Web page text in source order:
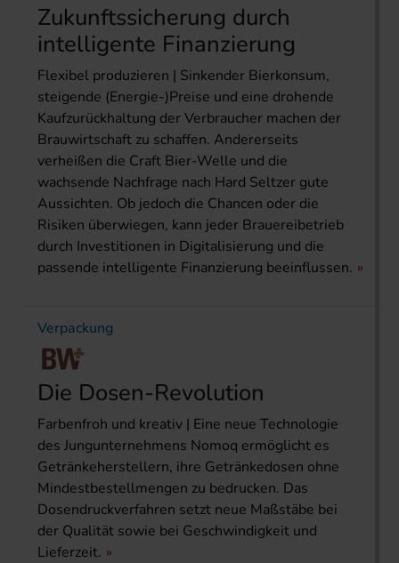
Zukunftssicherung durch
intelligente Finanzierung
Flexibel produzieren | Sinkender Bierkonsum,
steigende (Energie-)Preise und eine drohende
Kaufzurückhaltung der Verbraucher machen der
Brauwirtschaft zu schaffen. Andererseits
verheißen die Craft Bier-Welle und die
wachsende Nachfrage nach Hard Seltzer gute
Aussichten. Ob jedoch die Chancen oder die
Risiken überwiegen, kann jeder Brauereibetrieb
durch Investitio­nen in Digitalisierung und die
passende intelligente Finanzierung beeinflussen.
Verpackung
Die Dosen-Revolution
Farbenfroh und kreativ | Eine neue Technologie
des Jung­unternehmens Nomoq ermöglicht es
Getränkeherstellern, ihre Getränkedosen ohne
Mindestbestellmengen zu bedrucken. Das
Dosendruckverfahren setzt neue Maßstäbe bei
der Qualität sowie bei Geschwindigkeit und
Lieferzeit.